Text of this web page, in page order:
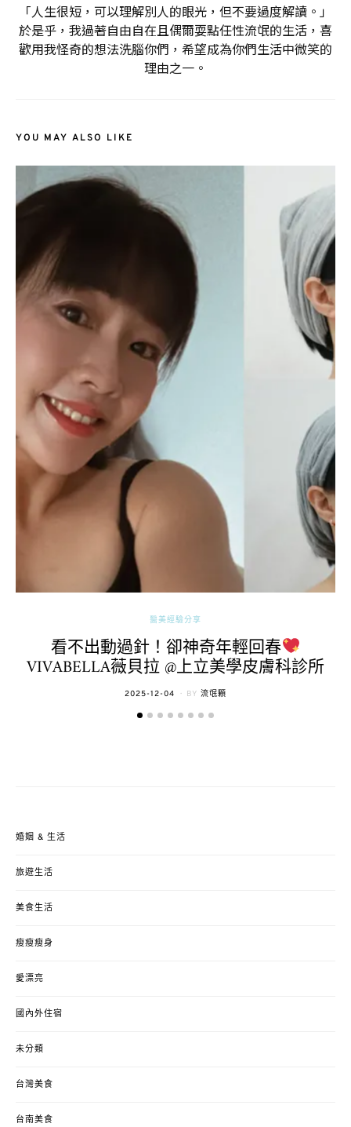
「人生很短，可以理解別人的眼光，但不要過度解讀。」
於是乎，我過著自由自在且偶爾耍點任性流氓的生活，喜
歡用我怪奇的想法洗腦你們，希望成為你們生活中微笑的
理由之一。
YOU MAY ALSO LIKE
醫美經驗分享
看不出動過針！卻神奇年輕回春
VIVABELLA薇貝拉 @上立美學皮膚科診所
POSTED
2025-12-04 BY 流氓顆
婚姻 & 生活
旅遊生活
美食生活
瘦瘦瘦身
愛漂亮
國內外住宿
未分類
台灣美食
台南美食